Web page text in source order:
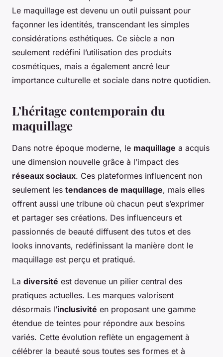
Le maquillage est devenu un outil puissant pour
façonner les identités, transcendant les simples
considérations esthétiques. Ce siècle a non
seulement redéfini l’utilisation des produits
cosmétiques, mais a également ancré leur
importance culturelle et sociale dans notre quotidien.
L’héritage contemporain du
maquillage
Dans notre époque moderne, le maquillage a acquis
une dimension nouvelle grâce à l’impact des
réseaux sociaux. Ces plateformes influencent non
seulement les tendances de maquillage, mais elles
offrent aussi une tribune où chacun peut s’exprimer
et partager ses créations. Des influenceurs et
passionnés de beauté diffusent des tutos et des
looks innovants, redéfinissant la manière dont le
maquillage est perçu et pratiqué.
La diversité est devenue un pilier central des
pratiques actuelles. Les marques valorisent
désormais l’inclusivité en proposant une gamme
étendue de teintes pour répondre aux besoins
variés. Cette évolution reflète un engagement à
célébrer la beauté sous toutes ses formes et à